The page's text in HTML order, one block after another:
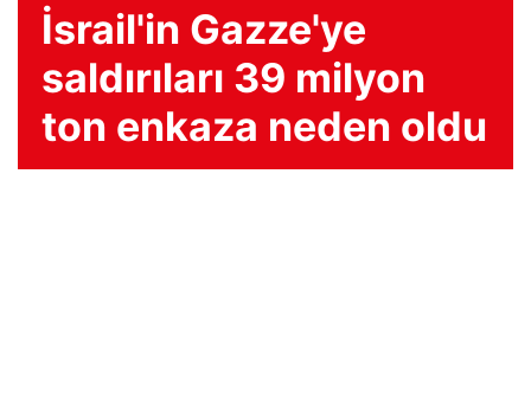
İsrail'in Gazze'ye
saldırıları 39 milyon
ton enkaza neden oldu